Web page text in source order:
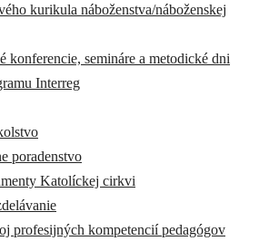
kurikula náboženstva/náboženskej
konferencie, semináre a metodické dni
Interreg
poradenstvo
Katolíckej cirkvi
profesijných kompetencií pedagógov